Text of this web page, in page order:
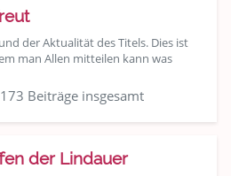
der Aktualität des Titels. Dies ist
man Allen mitteilen kann was
Beiträge insgesamt
der Lindauer